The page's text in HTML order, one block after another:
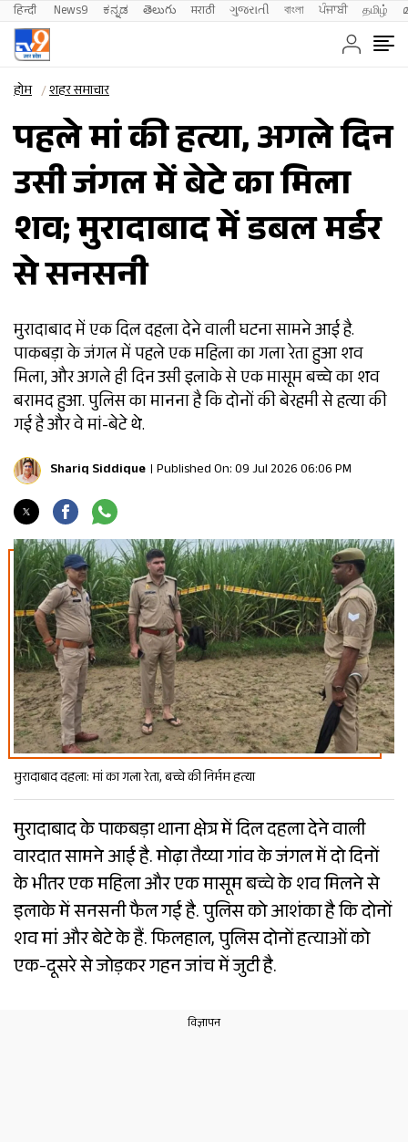
हिन्दी News9 ಕನ್ನಡ తెలుగు मराठी ગુજરાતી বাংলা ਪੰਜਾਬੀ தமிழ்
होम शहर समाचार
पहले मां की हत्या, अगले दिन
उसी जंगल में बेटे का मिला
शव; मुरादाबाद में डबल मर्डर
से सनसनी
मुरादाबाद में एक दिल दहला देने वाली घटना सामने आई है.
पाकबड़ा के जंगल में पहले एक महिला का गला रेता हुआ शव
मिला, और अगले ही दिन उसी इलाके से एक मासूम बच्चे का शव
बरामद हुआ. पुलिस का मानना है कि दोनों की बेरहमी से हत्या की
गई है और वे मां-बेटे थे.
Shariq Siddique Published On: 09 Jul 2026 06:06 PM
मुरादाबाद दहला: मां का गला रेता, बच्चे की निर्मम हत्या
मुरादाबाद के पाकबड़ा थाना क्षेत्र में दिल दहला देने वाली
वारदात सामने आई है. मोढ़ा तैय्या गांव के जंगल में दो दिनों
के भीतर एक महिला और एक मासूम बच्चे के शव मिलने से
इलाके में सनसनी फैल गई है. पुलिस को आशंका है कि दोनों
शव मां और बेटे के हैं. फिलहाल, पुलिस दोनों हत्याओं को
एक-दूसरे से जोड़कर गहन जांच में जुटी है.